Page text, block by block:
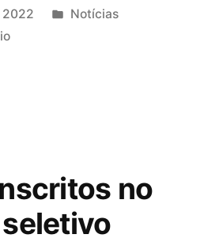
2022
Notícias
no